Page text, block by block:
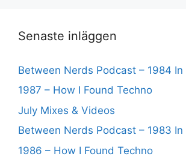
Senaste inläggen
Between Nerds Podcast – 1984 In
1987 – How I Found Techno
July Mixes & Videos
Between Nerds Podcast – 1983 In
1986 – How I Found Techno